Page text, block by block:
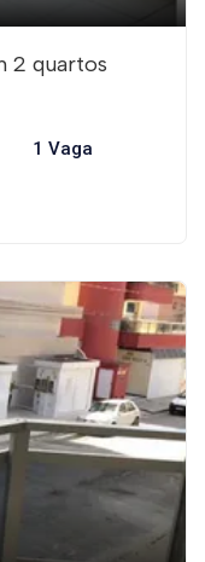
2 quartos
1 Vaga